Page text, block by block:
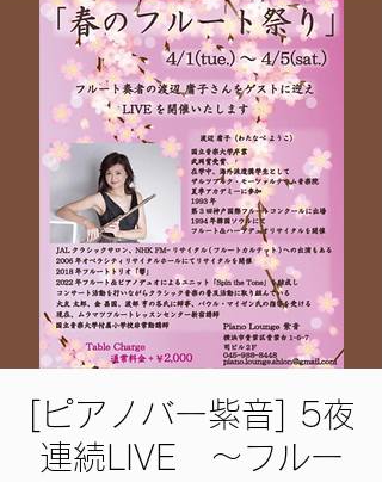
[ピアノバー紫音] 5夜
連続LIVE ～フルー